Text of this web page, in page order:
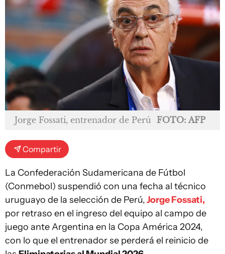
Jorge Fossati, entrenador de Perú FOTO: AFP
Compartir
La Confederación Sudamericana de Fútbol
(Conmebol) suspendió con una fecha al técnico
uruguayo de la selección de Perú,Jorge Fossati,
por retraso en el ingreso del equipo al campo de
juego ante Argentina en la Copa América 2024,
con lo que el entrenador se perderá el reinicio de